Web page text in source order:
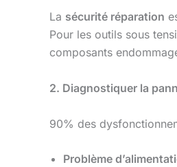
La sécurité réparation
Pour les outils sous
composants
2. Diagnostiquer la
90% des
Problème